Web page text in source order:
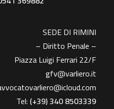
SEDE DI RIMINI
– Diritto Penale –
Piazza Luigi Ferrari 22/F
gfv@varliero.it
Tel: (+39) 340 8503339